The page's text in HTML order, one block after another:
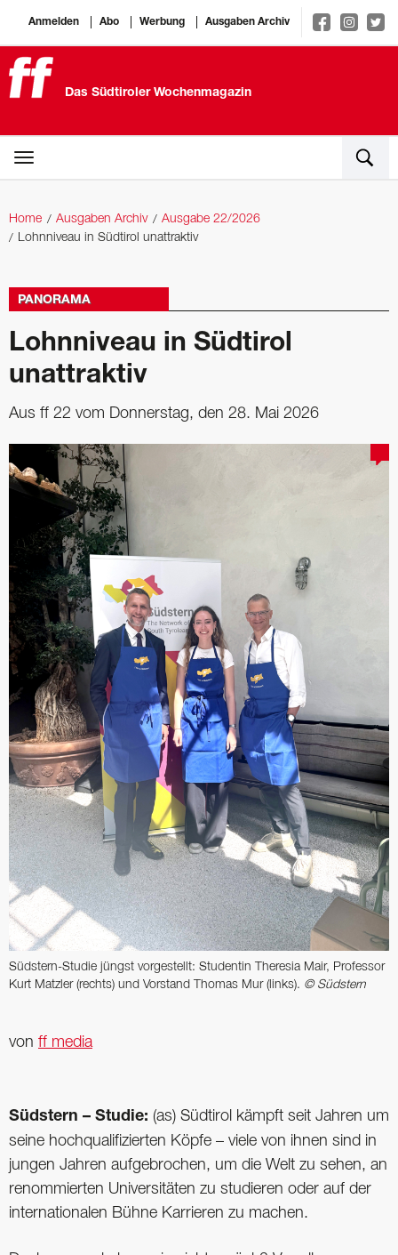
Anmelden Abo Werbung Ausgaben Archiv
Das Südtiroler Wochenmagazin
Home Ausgaben Archiv
Ausgabe 22/2026
Lohnniveau in Südtirol unattraktiv
PANORAMA
Lohnniveau in Südtirol
unattraktiv
Aus ff 22 vom Donnerstag, den 28. Mai 2026
Südstern-Studie jüngst vorgestellt: Studentin Theresia Mair, Professor
Kurt Matzler (rechts) und Vorstand Thomas Mur (links). © Südstern
von ff media
Südstern – Studie: (as) Südtirol kämpft seit Jahren um
seine hochqualifizierten Köpfe – viele von ihnen sind in
jungen Jahren aufgebrochen, um die Welt zu sehen, an
renommierten Universitäten zu studieren oder auf der
internationalen Bühne Karrieren zu machen.